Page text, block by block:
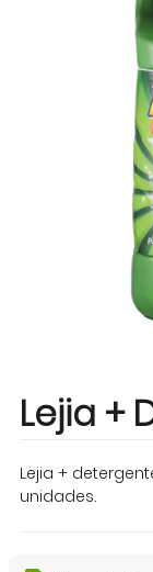
Lejia +
Lejia +
unidades.